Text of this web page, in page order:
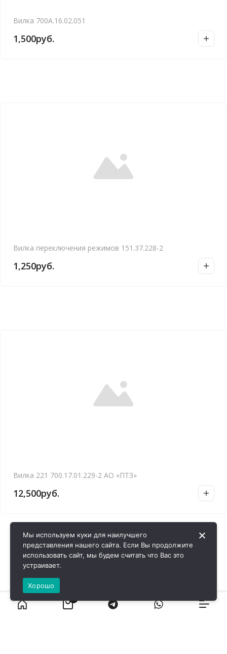
Вилка 700А.16.02.051
1,500руб.
Вилка переключения режимов 151.37.228-2
1,250руб.
Вилка 221 700.17.01.229-2 АО «ПТЗ»
12,500руб.
Мы используем куки для наилучшего
представления нашего сайта. Если Вы продолжите
использовать сайт, мы будем считать что Вас это
устраивает.
Хорошо